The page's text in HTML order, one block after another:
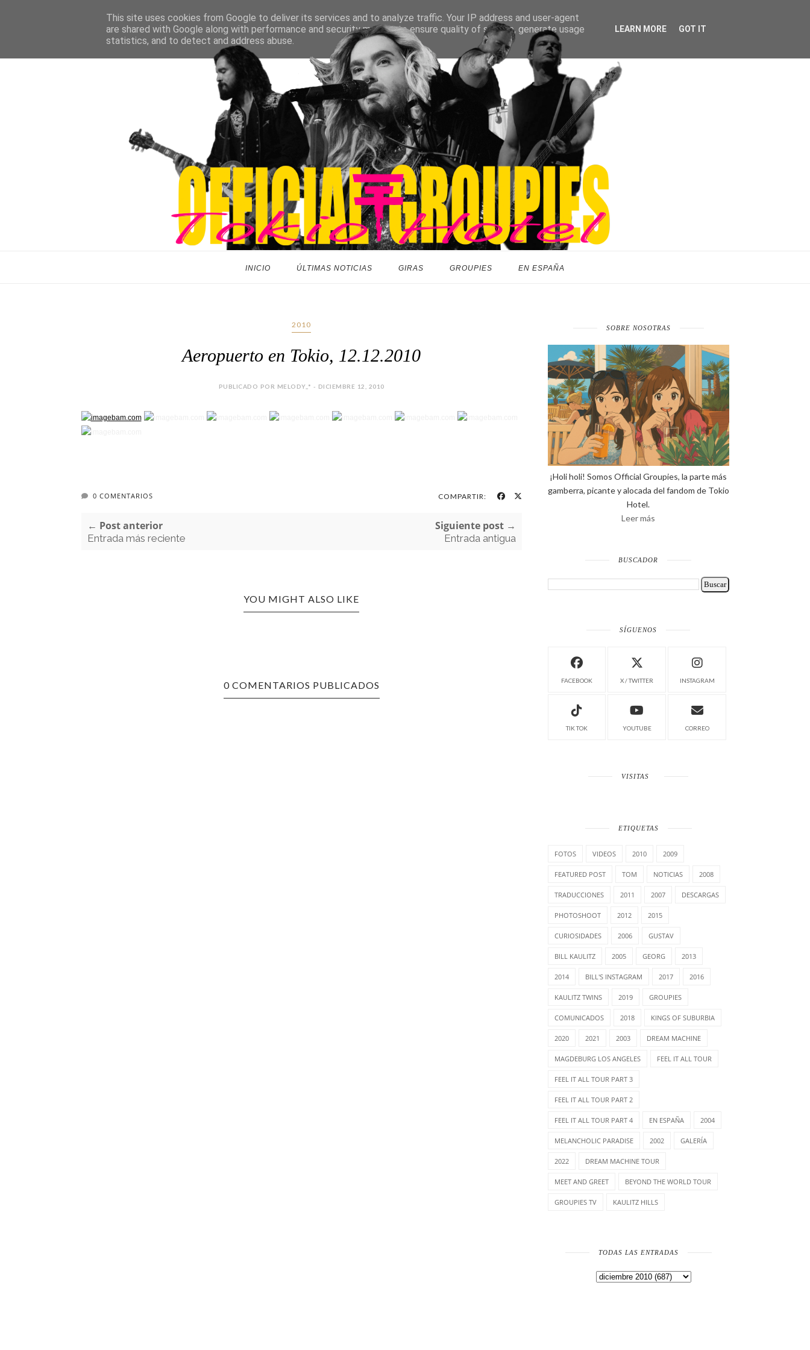
INICIO ÚLTIMAS NOTICIAS GIRAS GROUPIES EN ESPAÑA
2010
Aeropuerto en Tokio, 12.12.2010
PUBLICADO POR MELODY,,* - DICIEMBRE 12, 2010
0 COMENTARIOS COMPARTIR:
← Post anterior
Entrada más reciente
Siguiente post →
Entrada antigua
YOU MIGHT ALSO LIKE
0 COMENTARIOS PUBLICADOS
SOBRE NOSOTRAS
¡Holi holi! Somos Official Groupies, la parte más
gamberra, picante y alocada del fandom de Tokio
Hotel.
Leer más
BUSCADOR
SÍGUENOS
FACEBOOK X / TWITTER INSTAGRAM
TIK TOK YOUTUBE CORREO
VISITAS
ETIQUETAS
FOTOS VIDEOS 2010 2009
FEATURED POST TOM NOTICIAS 2008
TRADUCCIONES 2011 2007 DESCARGAS
PHOTOSHOOT 2012 2015
CURIOSIDADES 2006 GUSTAV
BILL KAULITZ 2005 GEORG 2013
2014 BILL'S INSTAGRAM 2017 2016
KAULITZ TWINS 2019 GROUPIES
COMUNICADOS 2018 KINGS OF SUBURBIA
2020 2021 2003 DREAM MACHINE
MAGDEBURG LOS ANGELES FEEL IT ALL TOUR
FEEL IT ALL TOUR PART 3
FEEL IT ALL TOUR PART 2
FEEL IT ALL TOUR PART 4 EN ESPAÑA 2004
MELANCHOLIC PARADISE 2002 GALERÍA
2022 DREAM MACHINE TOUR
MEET AND GREET BEYOND THE WORLD TOUR
GROUPIES TV KAULITZ HILLS
TODAS LAS ENTRADAS
This site uses cookies from Google to deliver its services and to analyze traffic. Your IP address and user-agent
are shared with Google along with performance and security metrics to ensure quality of service, generate usage
statistics, and to detect and address abuse.
LEARN MORE GOT IT